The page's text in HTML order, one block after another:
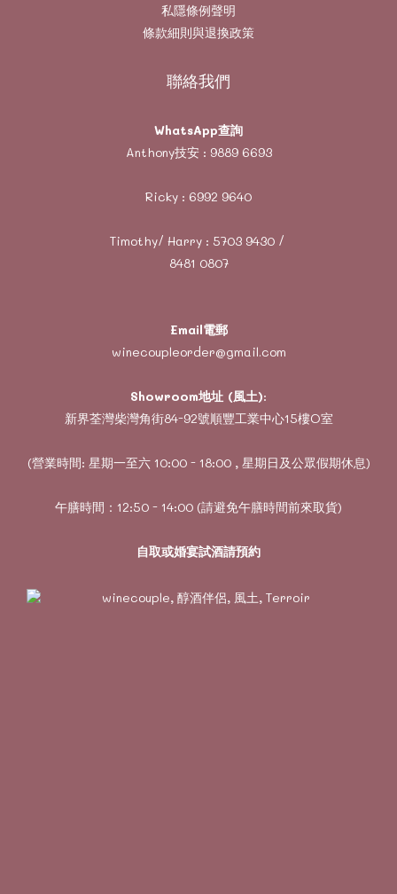
私隱條例聲明
條款細則與退換政策
聯絡我們
WhatsApp查詢
Anthony技安 : 9889 6693
Ricky : 6992 9640
Timothy/ Harry : 5703 9430/
8481 0807
Email電郵
winecoupleorder@gmail.com
Showroom地址 (風土):
新界荃灣柴灣角街84-92號順豐工業中心15樓O室
(營業時間: 星期一至六 10:00 - 18:00 , 星期日及公眾假期休息)
午膳時間：12:50 - 14:00 (請避免午膳時間前來取貨)
自取或婚宴試酒請預約